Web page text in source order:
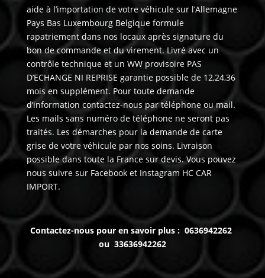
aide à l’importation de votre véhicule sur l’Allemagne
Pays Bas Luxembourg Belgique formule
rapatriement dans nos locaux après signature du
bon de commande et du virement. Livré avec un
contrôle technique et un WW provisoire PAS
D’ECHANGE NI REPRISE garantie possible de 12,24,36
mois en supplément. Pour toute demande
d’information contactez-nous par téléphone ou mail.
Les mails sans numéro de téléphone ne seront pas
traités. Les démarches pour la demande de carte
grise de votre véhicule par nos soins. Livraison
possible dans toute la France sur devis. Vous pouvez
nous suivre sur Facebook et Instagram HC CAR
IMPORT.
Contactez-nous pour en savoir plus : 0636942262
ou 33636942262